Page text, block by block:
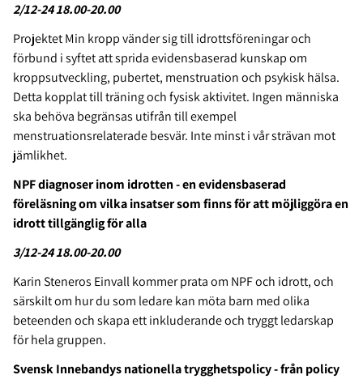
2/12-24 18.00-20.00
Projektet Min kropp vänder sig till idrottsföreningar och
förbund i syftet att sprida evidensbaserad kunskap om
kroppsutveckling, pubertet, menstruation och psykisk hälsa.
Detta kopplat till träning och fysisk aktivitet. Ingen människa
ska behöva begränsas utifrån till exempel
menstruationsrelaterade besvär. Inte minst i vår strävan mot
jämlikhet.
NPF diagnoser inom idrotten - en evidensbaserad
föreläsning om vilka insatser som finns för att möjliggöra en
idrott tillgänglig för alla
3/12-24 18.00-20.00
Karin Steneros Einvall kommer prata om NPF och idrott, och
särskilt om hur du som ledare kan möta barn med olika
beteenden och skapa ett inkluderande och tryggt ledarskap
för hela gruppen.
Svensk Innebandys nationella trygghetspolicy - från policy